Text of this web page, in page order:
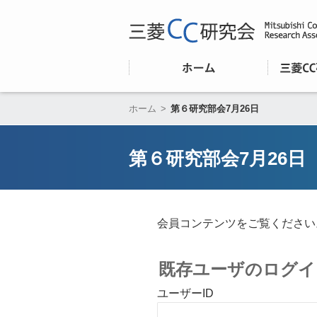
ホーム > 第６研究部会7月26日
第６研究部会7月26日
会員コンテンツをご覧くださ
既存ユーザのログ
ユーザーID